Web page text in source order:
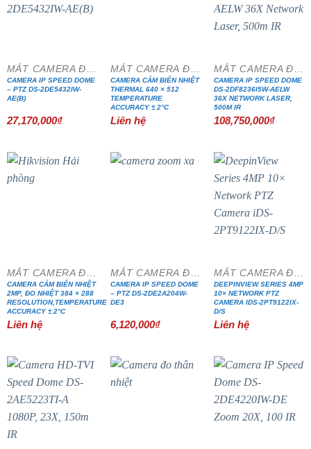
CAMERA IP SPEED DOME
– PTZ DS-2DE5432IW-
AE(B)
27,170,000₫
CAMERA CẢM BIẾN NHIỆT
THERMAL 640 × 512
TEMPERATURE
ACCURACY ± 2°C
Liên hệ
CAMERA IP SPEED DOME
DS-2DF8236I5W-AELW
36X NETWORK LASER,
500M IR
108,750,000₫
CAMERA CẢM BIẾN NHIỆT
2MP, ĐO NHIỆT 384 × 288
RESOLUTION,TEMPERATURE
ACCURACY ± 2°C
Liên hệ
CAMERA IP SPEED DOME
– PTZ DS-2DE2A204W-
DE3
6,120,000₫
DEEPINVIEW SERIES 4MP
10× NETWORK PTZ
CAMERA IDS-2PT9122IX-
D/S
Liên hệ